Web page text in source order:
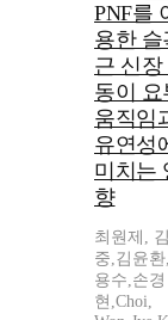
PNF를
용한 슬
근 신장
동이 요
움직임
유연성
미치는
향
최원제,
중,김윤
용수,손경
현,Choi,